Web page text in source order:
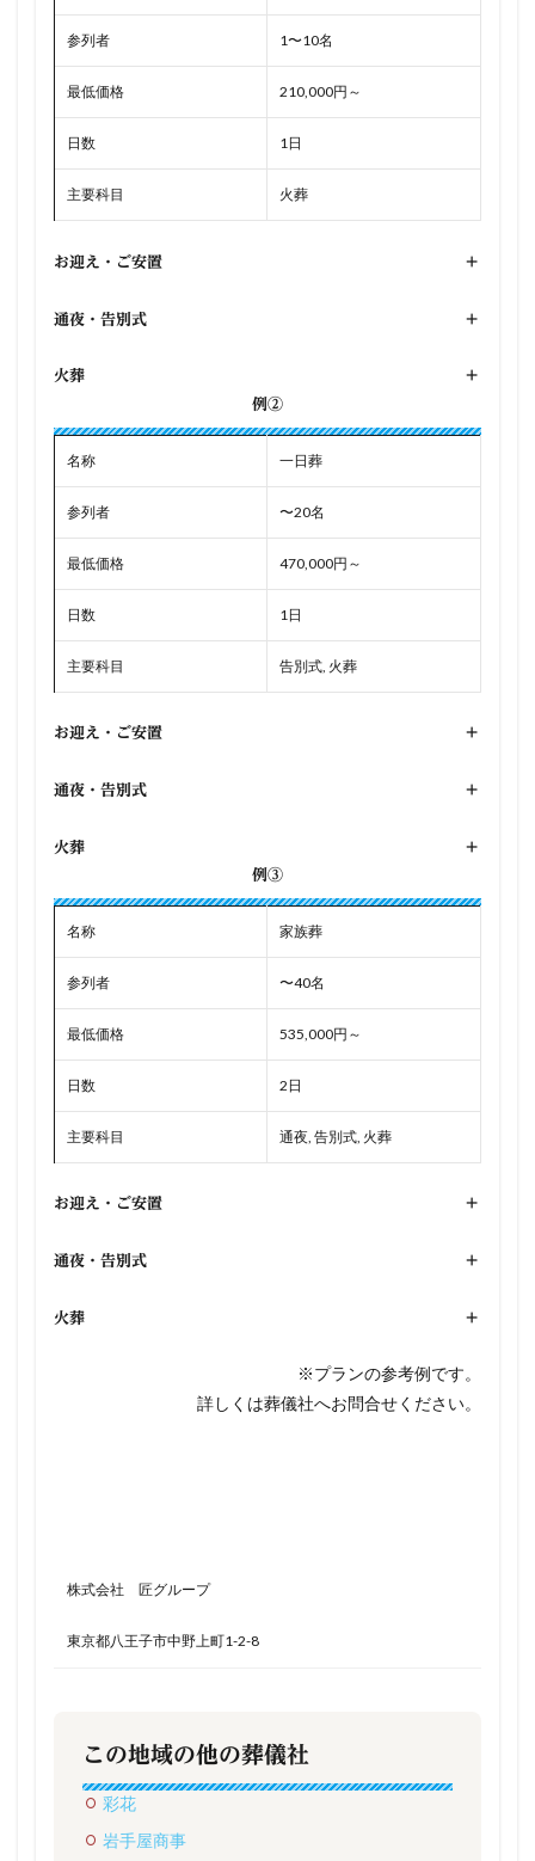
参列者 1〜10名
最低価格 210,000円～
日数 1日
主要科目 火葬
お迎え・ご安置 +
通夜・告別式 +
火葬
+
例②
名称 一日葬
参列者 〜20名
最低価格 470,000円～
日数 1日
主要科目 告別式, 火葬
お迎え・ご安置 +
通夜・告別式 +
火葬
+
例③
名称 家族葬
参列者 〜40名
最低価格 535,000円～
日数 2日
主要科目 通夜, 告別式, 火葬
お迎え・ご安置 +
通夜・告別式 +
火葬 +
※プランの参考例です。
詳しくは葬儀社へお問合せください。
株式会社 匠グループ
東京都八王子市中野上町1-2-8
この地域の他の葬儀社
彩花
岩手屋商事